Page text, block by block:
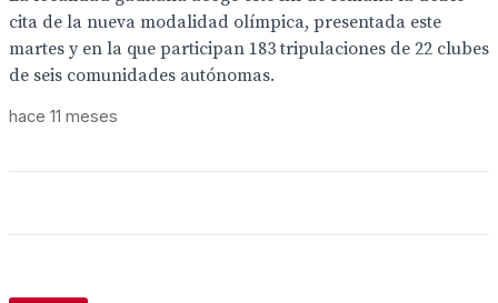
cita de la nueva modalidad olímpica, presentada este
martes y en la que participan 183 tripulaciones de 22 clubes
de seis comunidades autónomas.
hace 11 meses